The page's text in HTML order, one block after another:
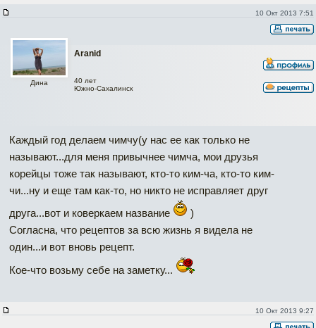
10 Окт 2013 7:51
Aranid
Дина
40 лет
Южно-Сахалинск
Каждый год делаем чимчу(у нас ее как только не
называют...для меня привычнее чимча, мои друзья
корейцы тоже так называют, кто-то ким-ча, кто-то ким-
чи...ну и еще там как-то, но никто не исправляет друг
друга...вот и коверкаем название
)
Согласна, что рецептов за всю жизнь я видела не
один...и вот вновь рецепт.
Кое-что возьму себе на заметку...
10 Окт 2013 9:27